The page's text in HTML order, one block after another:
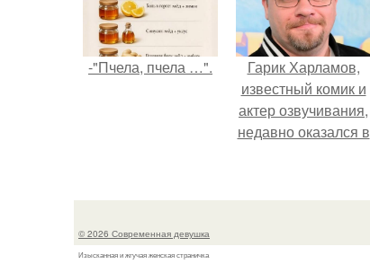
-"Пчела, пчела …".
Гарик Харламов,
известный комик и
актер озвучивания,
недавно оказался в
над озвучкой
© 2026 Современная девушка
Изысканная и жгучая женская страничка